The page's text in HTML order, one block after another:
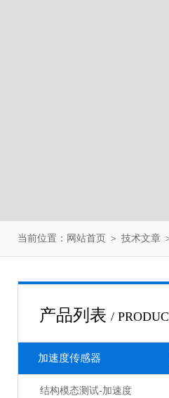
当前位置： 网站首页 ＞ 技术文章
产品列表 /
加速度传感器
结构模态测试-加速度